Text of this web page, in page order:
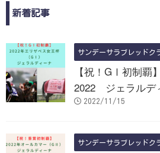
新着記事
サンデーサラブレッドク
【祝！GⅠ初制覇
2022 ジェラルデ
2022/11/15
サンデーサラブレッドク